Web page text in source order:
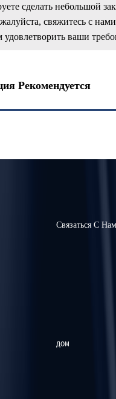
сделать небольшой
свяжитесь с
ваши
Рекомендуется
Связаться С
ДОМ